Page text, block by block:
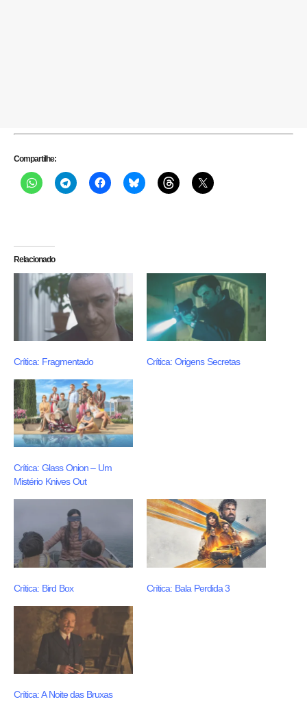
Compartilhe:
Relacionado
Crítica: Fragmentado Crítica: Origens Secretas
Crítica: Glass Onion – Um
Mistério Knives Out
Crítica: Bird Box Crítica: Bala Perdida 3
Crítica: A Noite das Bruxas